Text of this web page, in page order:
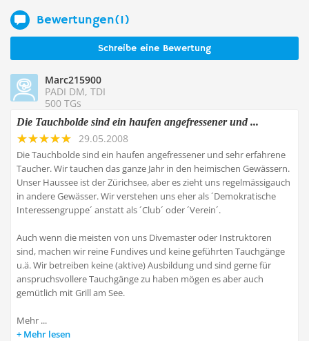
Bewertungen(1)
Schreibe eine Bewertung
Marc215900
PADI DM, TDI
500 TGs
Die Tauchbolde sind ein haufen angefressener und ...
29.05.2008
Die Tauchbolde sind ein haufen angefressener und sehr erfahrene
Taucher. Wir tauchen das ganze Jahr in den heimischen Gewässern.
Unser Haussee ist der Zürichsee, aber es zieht uns regelmässigauch
in andere Gewässer. Wir verstehen uns eher als ´Demokratische
Interessengruppe´ anstatt als ´Club´ oder ´Verein´.
Auch wenn die meisten von uns Divemaster oder Instruktoren
sind, machen wir reine Fundives und keine geführten Tauchgänge
u.ä. Wir betreiben keine (aktive) Ausbildung und sind gerne für
anspruchsvollere Tauchgänge zu haben mögen es aber auch
gemütlich mit Grill am See.
Mehr ...
Mehr lesen